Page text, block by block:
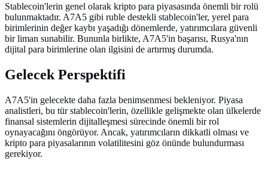
Stablecoin'lerin genel olarak kripto para piyasasında önemli bir rolü
bulunmaktadır. A7A5 gibi ruble destekli stablecoin'ler, yerel para
birimlerinin değer kaybı yaşadığı dönemlerde, yatırımcılara güvenli
bir liman sunabilir. Bununla birlikte, A7A5'in başarısı, Rusya'nın
dijital para birimlerine olan ilgisini de artırmış durumda.
Gelecek Perspektifi
A7A5'in gelecekte daha fazla benimsenmesi bekleniyor. Piyasa
analistleri, bu tür stablecoin'lerin, özellikle gelişmekte olan ülkelerde
finansal sistemlerin dijitalleşmesi sürecinde önemli bir rol
oynayacağını öngörüyor. Ancak, yatırımcıların dikkatli olması ve
kripto para piyasalarının volatilitesini göz önünde bulundurması
gerekiyor.